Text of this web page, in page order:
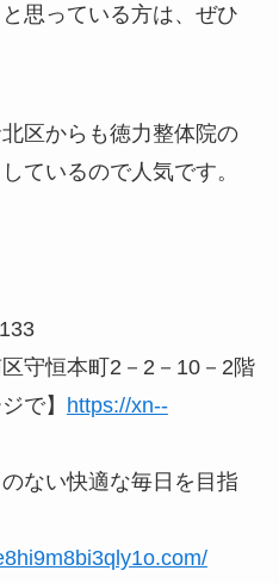
思っている方は、ぜひ
区からも徳力整体院の
ているので人気です。
守恒本町2－2－10－2階
で】 https://xn--
ない快適な毎日を目指